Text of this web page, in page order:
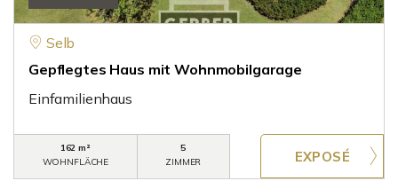
Selb
Gepflegtes Haus mit Wohnmobilgarage
Einfamilienhaus
162 m²
WOHNFLÄCHE
5
ZIMMER